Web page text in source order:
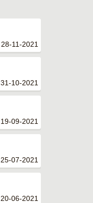
28-11-2021
31-10-2021
19-09-2021
25-07-2021
20-06-2021